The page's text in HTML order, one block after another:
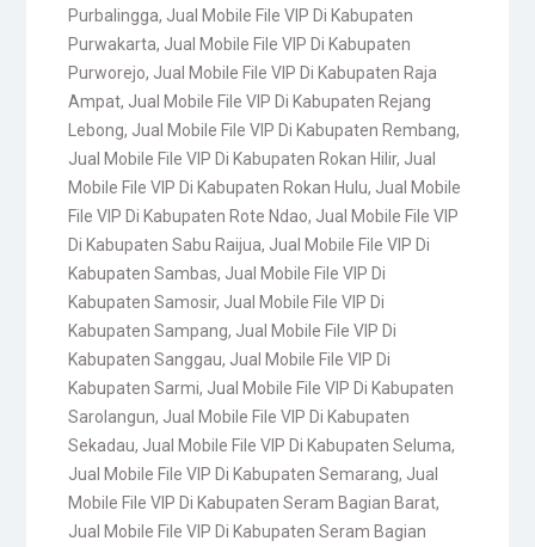
Purbalingga, Jual Mobile File VIP Di Kabupaten
Purwakarta, Jual Mobile File VIP Di Kabupaten
Purworejo, Jual Mobile File VIP Di Kabupaten Raja
Ampat, Jual Mobile File VIP Di Kabupaten Rejang
Lebong, Jual Mobile File VIP Di Kabupaten Rembang,
Jual Mobile File VIP Di Kabupaten Rokan Hilir, Jual
Mobile File VIP Di Kabupaten Rokan Hulu, Jual Mobile
File VIP Di Kabupaten Rote Ndao, Jual Mobile File VIP
Di Kabupaten Sabu Raijua, Jual Mobile File VIP Di
Kabupaten Sambas, Jual Mobile File VIP Di
Kabupaten Samosir, Jual Mobile File VIP Di
Kabupaten Sampang, Jual Mobile File VIP Di
Kabupaten Sanggau, Jual Mobile File VIP Di
Kabupaten Sarmi, Jual Mobile File VIP Di Kabupaten
Sarolangun, Jual Mobile File VIP Di Kabupaten
Sekadau, Jual Mobile File VIP Di Kabupaten Seluma,
Jual Mobile File VIP Di Kabupaten Semarang, Jual
Mobile File VIP Di Kabupaten Seram Bagian Barat,
Jual Mobile File VIP Di Kabupaten Seram Bagian